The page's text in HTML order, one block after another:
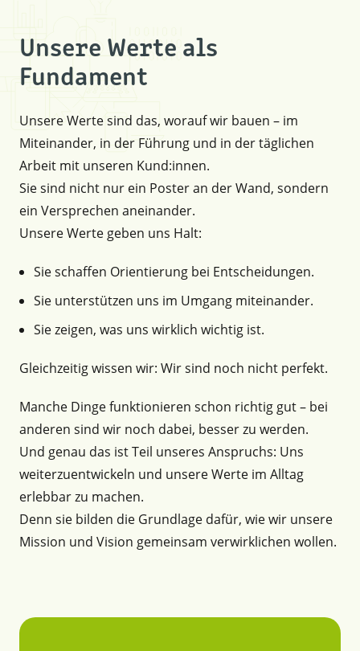
Unsere Werte als
Fundament
Unsere Werte sind das, worauf wir bauen – im
Miteinander, in der Führung und in der täglichen
Arbeit mit unseren Kund:innen.
Sie sind nicht nur ein Poster an der Wand, sondern
ein Versprechen aneinander.
Unsere Werte geben uns Halt:
Sie schaffen Orientierung bei Entscheidungen.
Sie unterstützen uns im Umgang miteinander.
Sie zeigen, was uns wirklich wichtig ist.
Gleichzeitig wissen wir: Wir sind noch nicht perfekt.
Manche Dinge funktionieren schon richtig gut – bei
anderen sind wir noch dabei, besser zu werden.
Und genau das ist Teil unseres Anspruchs: Uns
weiterzuentwickeln und unsere Werte im Alltag
erlebbar zu machen.
Denn sie bilden die Grundlage dafür, wie wir unsere
Mission und Vision gemeinsam verwirklichen wollen.